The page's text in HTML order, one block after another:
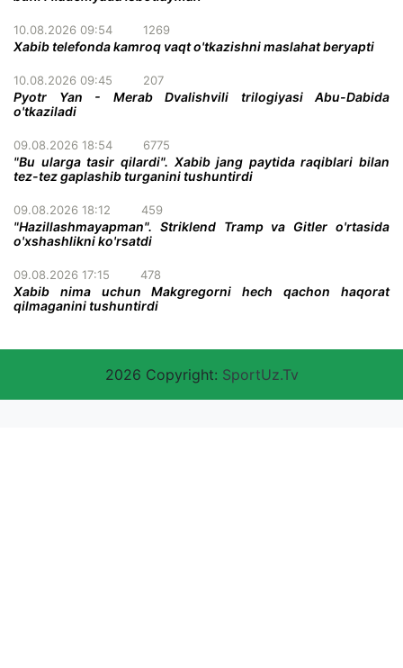
10.08.2026 09:54 1269
Xabib telefonda kamroq vaqt o'tkazishni maslahat beryapti
10.08.2026 09:45 207
Pyotr Yan - Merab Dvalishvili trilogiyasi Abu-Dabida
o'tkaziladi
09.08.2026 18:54 6775
"Bu ularga tasir qilardi". Xabib jang paytida raqiblari bilan
tez-tez gaplashib turganini tushuntirdi
09.08.2026 18:12 459
"Hazillashmayapman". Striklend Tramp va Gitler o'rtasida
o'xshashlikni ko'rsatdi
09.08.2026 17:15 478
Xabib nima uchun Makgregorni hech qachon haqorat
qilmaganini tushuntirdi
2026 Copyright: SportUz.Tv